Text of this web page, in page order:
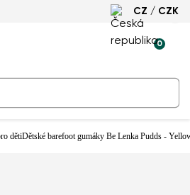
CZ / CZK
0
dětiDětské barefoot gumáky Be Lenka Pudds -